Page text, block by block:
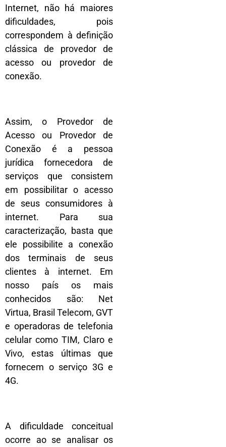
Internet, não há maiores
dificuldades, pois
correspondem à definição
clássica de provedor de
acesso ou provedor de
conexão.
Assim, o Provedor de
Acesso ou Provedor de
Conexão é a pessoa
jurídica fornecedora de
serviços que consistem
em possibilitar o acesso
de seus consumidores à
internet. Para sua
caracterização, basta que
ele possibilite a conexão
dos terminais de seus
clientes à internet. Em
nosso país os mais
conhecidos são: Net
Virtua, Brasil Telecom, GVT
e operadoras de telefonia
celular como TIM, Claro e
Vivo, estas últimas que
fornecem o serviço 3G e
4G.
A dificuldade conceitual
ocorre ao se analisar os